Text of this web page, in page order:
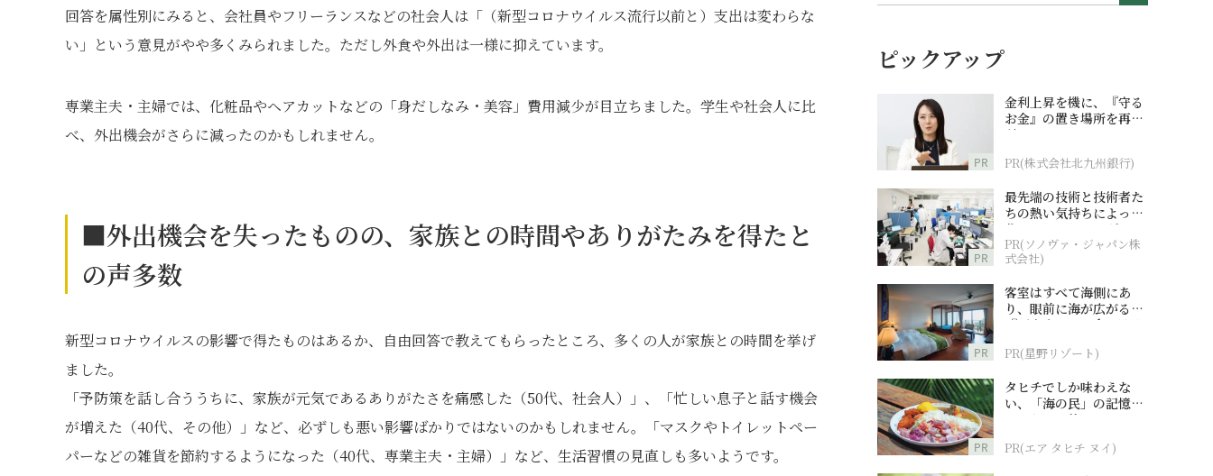
回答を属性別にみると、会社員やフリーランスなどの社会人は「（新型コロナウイルス流行以前と）支出は変わらな
い」という意見がやや多くみられました。ただし外食や外出は一様に抑えています。
専業主夫・主婦では、化粧品やヘアカットなどの「身だしなみ・美容」費用減少が目立ちました。学生や社会人に比
べ、外出機会がさらに減ったのかもしれません。
■外出機会を失ったものの、家族との時間やありがたみを得たと
の声多数
新型コロナウイルスの影響で得たものはあるか、自由回答で教えてもらったところ、多くの人が家族との時間を挙げ
ました。
「予防策を話し合ううちに、家族が元気であるありがたさを痛感した（50代、社会人）」、「忙しい息子と話す機会
が増えた（40代、その他）」など、必ずしも悪い影響ばかりではないのかもしれません。「マスクやトイレットペー
パーなどの雑貨を節約するようになった（40代、専業主夫・主婦）」など、生活習慣の見直しも多いようです。
ピックアップ
PR
金利上昇を機に、『守る
お金』の置き場所を再検
討
PR(株式会社北九州銀行)
PR
最先端の技術と技術者た
ちの熱い気持ちによって
作られているオーダーメ
イド補聴器
PR(ソノヴァ・ジャパン株
式会社)
PR
客室はすべて海側にあ
り、眼前に海が広がる
『西表島ホテル by 星野
PR(星野リゾート)
PR
タヒチでしか味わえな
い、「海の民」の記憶へ
とつながる旅
PR(エア タヒチ ヌイ)